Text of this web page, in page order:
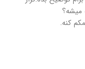
کنه.